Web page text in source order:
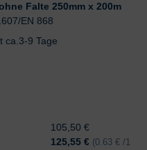
Falte 250mm x 200m
EN 868
ca.3-9 Tage
105,50 €
125,55 € (0.63 € /1